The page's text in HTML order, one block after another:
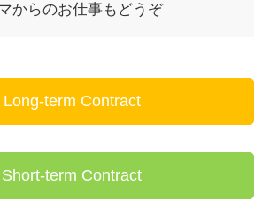
からのお仕事もどうぞ